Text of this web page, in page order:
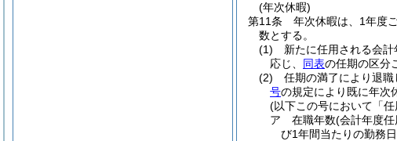
(年次休暇)
第11条
年次休暇は、1年度
数とする。
(1)
新たに任用される会
応じ、 同表の任期の区分
(2)
任期の満了により退
号の規定により既に年次
(以下この号において「
ア
在職年数(会計年度
び1年間当たりの勤務